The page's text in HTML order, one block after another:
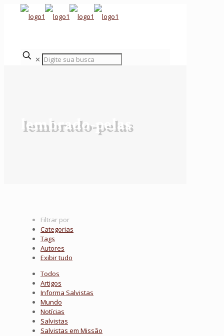
✕
lembrado-pelas
Filtrar por
Categorias
Tags
Autores
Exibir tudo
Todos
Artigos
Informa Salvistas
Mundo
Notícias
Salvistas
Salvistas em Missão